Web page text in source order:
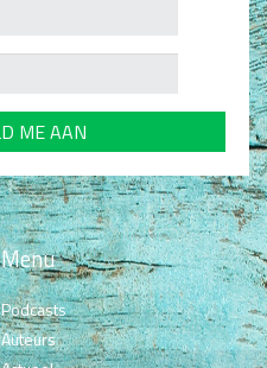
Menu
Podcasts
Auteurs